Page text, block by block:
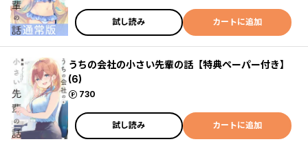
試し読み カートに追加
うちの会社の小さい先輩の話【特典ペーパー付き】
(6)
730
ポイント
試し読み カートに追加